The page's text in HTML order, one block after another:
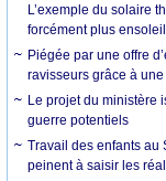
L’exemple du solaire
forcément plus
Piégée par une offre
ravisseurs grâce à
Le projet du ministère
guerre potentiels
Travail des enfants au
peinent à saisir les